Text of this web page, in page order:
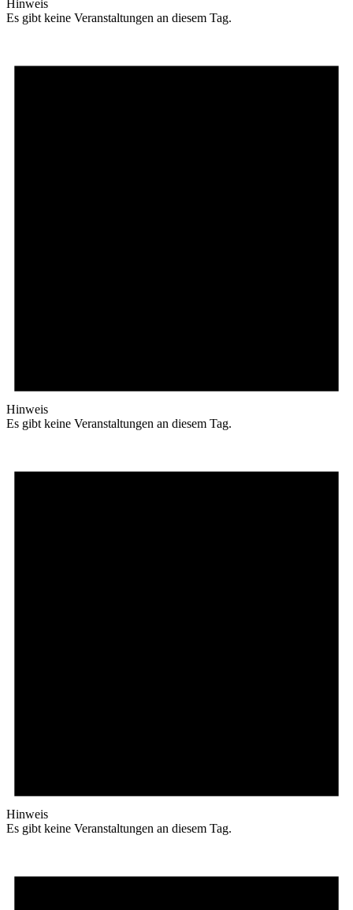
Hinweis
Es gibt keine Veranstaltungen an diesem Tag.
Hinweis
Es gibt keine Veranstaltungen an diesem Tag.
Hinweis
Es gibt keine Veranstaltungen an diesem Tag.